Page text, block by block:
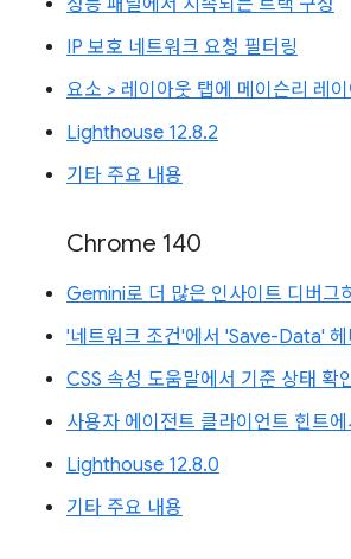
IP 보호 네트워크 요청 필터링
요소 > 레이아웃 탭에 메이슨리 레
Lighthouse 12.8.2
기타 주요 내용
Chrome 140
Gemini로 더 많은 인사이트 디버그
'네트워크 조건'에서 'Save-Data' 헤
CSS 속성 도움말에서 기준 상태 확
사용자 에이전트 클라이언트 힌트
Lighthouse 12.8.0
기타 주요 내용